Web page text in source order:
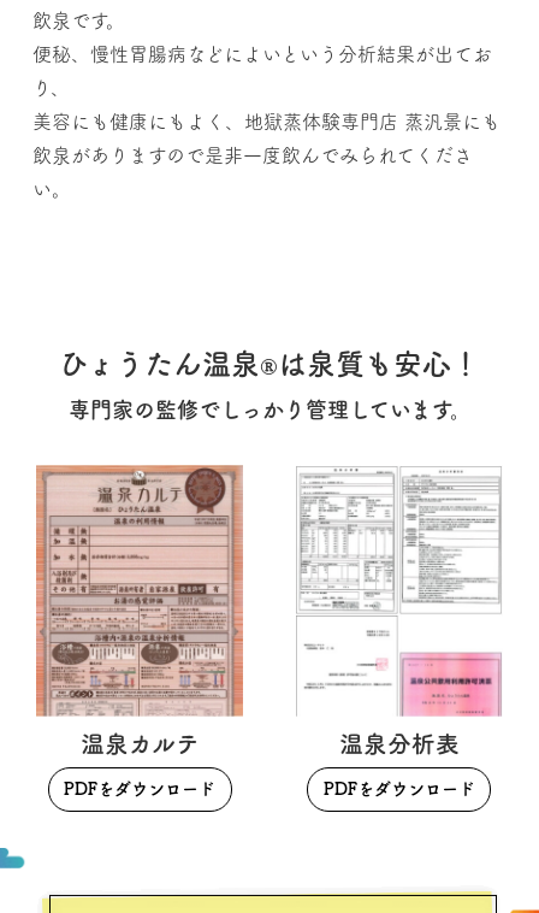
飲泉です。
便秘、慢性胃腸病などによいという分析結果が出てお
り、
美容にも健康にもよく、地獄蒸体験専門店 蒸汎景にも
飲泉がありますので是非一度飲んでみられてくださ
い。
ひょうたん温泉 ® は泉質も安心！
専門家の監修でしっかり管理しています。
温泉カルテ
PDFをダウンロード
温泉分析表
PDFをダウンロード